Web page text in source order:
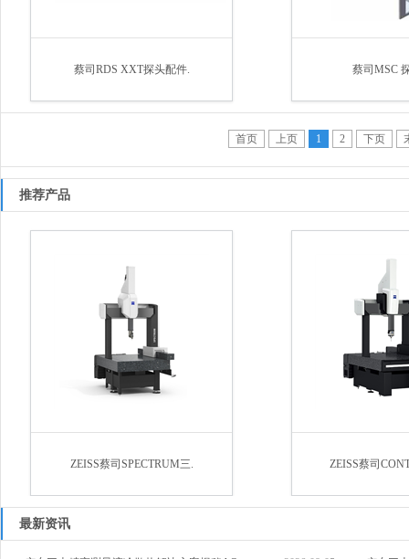
蔡司RDS XXT探头配件. 蔡司MSC
首页 上页 1 2 下页
推荐产品
ZEISS蔡司SPECTRUM三. ZEISS蔡司
最新资讯